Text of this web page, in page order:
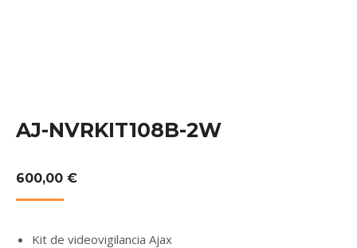
AJ-NVRKIT108B-2W
600,00 €
Kit de videovigilancia Ajax